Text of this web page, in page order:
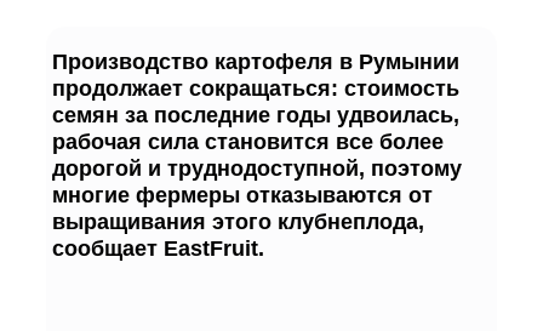
Производство картофеля в Румынии
продолжает сокращаться: стоимость
семян за последние годы удвоилась,
рабочая сила становится все более
дорогой и труднодоступной, поэтому
многие фермеры отказываются от
выращивания этого клубнеплода,
сообщает EastFruit.